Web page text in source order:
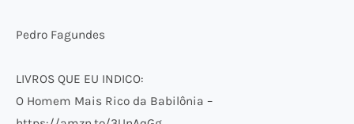
Pedro Fagundes
LIVROS QUE EU INDICO:
O Homem Mais Rico da Babilônia –